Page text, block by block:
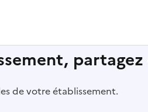
de votre établissement.